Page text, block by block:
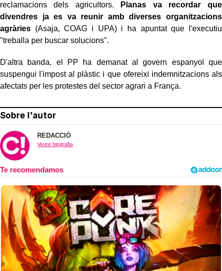
reclamacions dels agricultors.
Planas va recordar que
divendres ja es va reunir amb diverses organitzacions
agràries (Asaja, COAG i UPA) i ha apuntat que l'executiu
"treballa per buscar solucions".
D'altra banda, el PP ha demanat al govern espanyol que
suspengui l'impost al plàstic i que ofereixi indemnitzacions als
afectats per les protestes del sector agrari a França.
Sobre l'autor
REDACCIÓ
Veure biografia